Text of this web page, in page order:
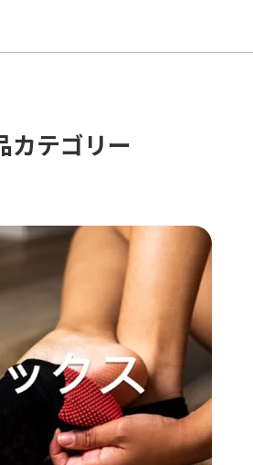
カテゴリー​